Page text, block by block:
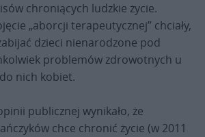
chroniących ludzkie życie.
„aborcji terapeutycznej” chciały,
dzieci nienarodzone pod
problemów zdrowotnych u
nich kobiet.
publicznej wynikało, że
chce chronić życie (w 2011